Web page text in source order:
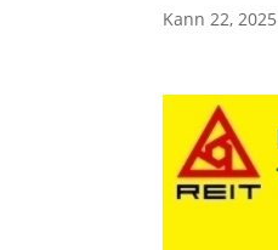
Kann 22, 2025